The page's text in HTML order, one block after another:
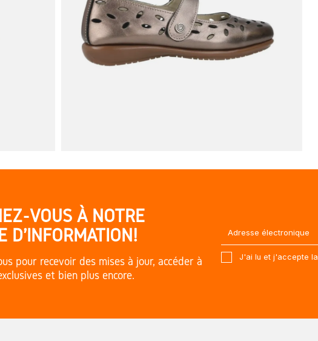
VOUS À NOTRE
D'INFORMATION!
pour recevoir des mises à jour, accéder à
et bien plus encore.
J'ai lu et j'accepte la